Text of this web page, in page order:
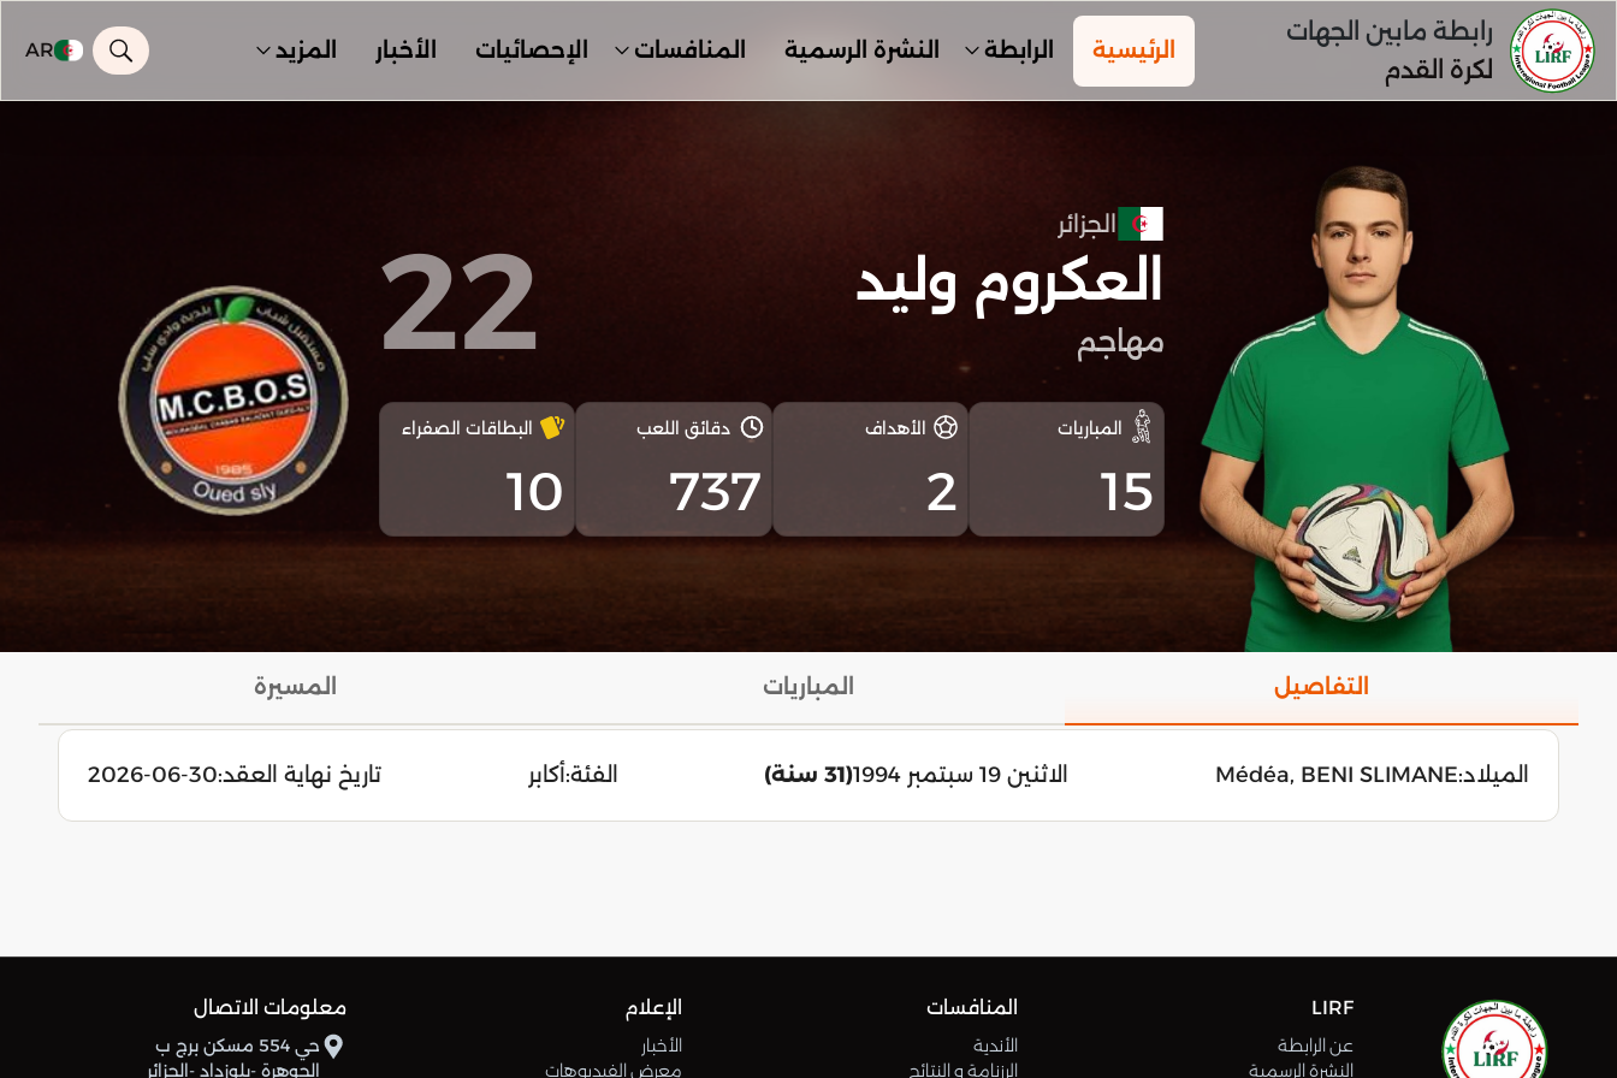
رابطة مابين الجهات
لكرة القدم
الرئيسية الرابطة النشرة الرسمية المنافسات الإحصائيات الأخبار المزيد AR
الجزائر
العكروم وليد
مهاجم
المباريات
15
الأهداف
2
دقائق اللعب
737
البطاقات الصفراء
10
22
التفاصيل المباريات المسيرة
الميلاد:Médéa, BENI SLIMANE الاثنين 19 سبتمبر 1994 (31 سنة) الفئة:أكابر تاريخ نهاية العقد:2026-06-30
LIRF
عن الرابطة
النشرة الرسمية
المنافسات
الأندية
الرزنامة و النتائج
الإعلام
الأخبار
معرض الفيديوهات
معلومات الاتصال
حي 554 مسكن برج ب
الجوهرة -بلوزداد -الجزائر